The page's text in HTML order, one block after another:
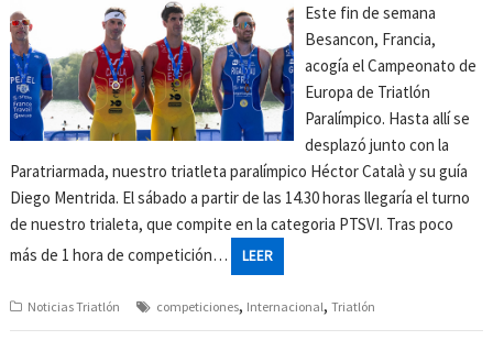
Este fin de semana
Besancon, Francia,
acogía el Campeonato de
Europa de Triatlón
Paralímpico. Hasta allí se
desplazó junto con la
Paratriarmada, nuestro triatleta paralímpico Héctor Català y su guía
Diego Mentrida. El sábado a partir de las 14.30 horas llegaría el turno
de nuestro trialeta, que compite en la categoria PTSVI. Tras poco
más de 1 hora de competición…
LEER
Noticias Triatlón competiciones, Internacional,Triatlón